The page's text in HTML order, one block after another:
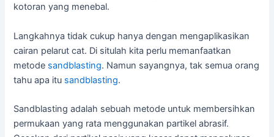
kotoran yang menebal.
Langkahnya tidak cukup hanya dengan mengaplikasikan
cairan pelarut cat. Di situlah kita perlu memanfaatkan
metode sandblasting. Namun sayangnya, tak semua orang
tahu apa itu sandblasting.
Sandblasting adalah sebuah metode untuk membersihkan
permukaan yang rata menggunakan partikel abrasif.